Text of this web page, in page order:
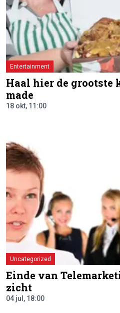
Entertainment
Haal hier de grootste
made
18 okt, 11:00
Uncategorized
Einde van
zicht
04 jul, 18:00